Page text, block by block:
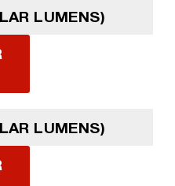
LUMENS)
LUMENS)